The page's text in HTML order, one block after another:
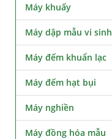
Máy khuấy
Máy dập mẫu vi sinh
Máy đếm khuẩn lạc
Máy đếm hạt bụi
Máy nghiền
Máy đồng hóa mẫu